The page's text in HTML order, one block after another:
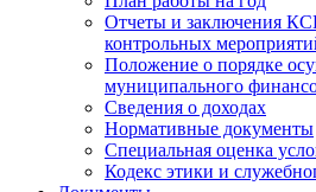
Отчеты и заключения
контрольных
Положение о порядке
муниципального
Сведения о доходах
Нормативные документы
Специальная оценка
Кодекс этики и